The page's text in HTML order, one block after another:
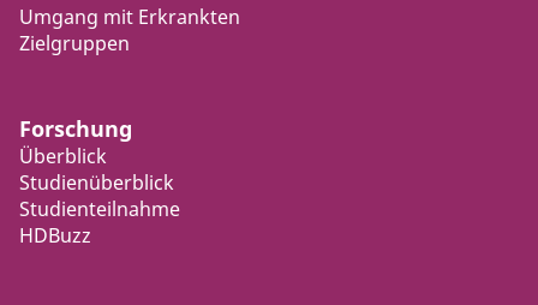
Umgang mit Erkrankten
Zielgruppen
Forschung
Überblick
Studienüberblick
Studienteilnahme
HDBuzz